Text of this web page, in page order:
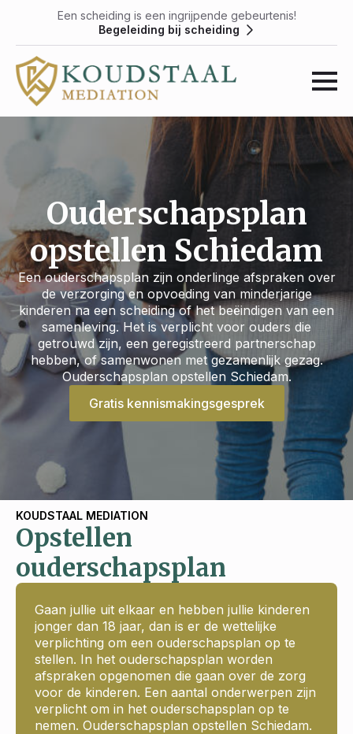
Een scheiding is een ingrijpende gebeurtenis!
Begeleiding bij scheiding
Ouderschapsplan
opstellen Schiedam
Een ouderschapsplan zijn onderlinge afspraken over
de verzorging en opvoeding van minderjarige
kinderen na een scheiding of het beëindigen van een
samenleving. Het is verplicht voor ouders die
getrouwd zijn, een geregistreerd partnerschap
hebben, of samenwonen met gezamenlijk gezag.
Ouderschapsplan opstellen Schiedam.
Gratis kennismakingsgesprek
KOUDSTAAL MEDIATION
Opstellen
ouderschapsplan
Gaan jullie uit elkaar en hebben jullie kinderen
jonger dan 18 jaar, dan is er de wettelijke
verplichting om een ouderschapsplan op te
stellen. In het ouderschapsplan worden
afspraken opgenomen die gaan over de zorg
voor de kinderen. Een aantal onderwerpen zijn
verplicht om in het ouderschapsplan op te
nemen. Ouderschapsplan opstellen Schiedam.